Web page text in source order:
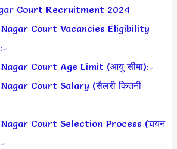
Court Recruitment 2024
Nagar Court Vacancies Eligibility
Nagar Court Age Limit (आयु सीमा):-
Court Salary (सैलरी कितनी
Nagar Court Selection Process (चयन